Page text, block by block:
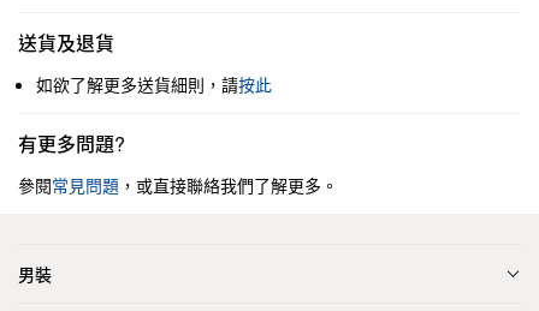
送貨及退貨
如欲了解更多送貨細則，請按此
有更多問題?
參閱常見問題 ，或直接聯絡我們了解更多。
男裝